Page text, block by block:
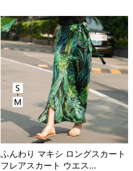
ふんわり マキシ ロングスカート
フレアスカート ウエス...